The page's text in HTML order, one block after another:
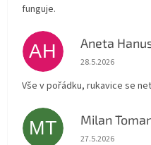
funguje.
AH Aneta
Hodnocení
28.5.2026
Vše v pořádku, rukavice se
MT Milan
Hodnocení
27.5.2026